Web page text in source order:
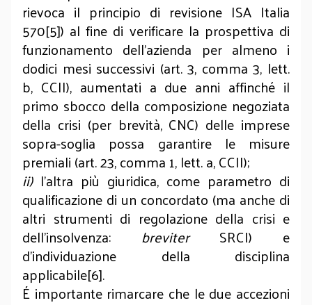
rievoca il principio di revisione ISA Italia
570[5]) al fine di verificare la prospettiva di
funzionamento dell’azienda per almeno i
dodici mesi successivi (art. 3, comma 3, lett.
b, CCII), aumentati a due anni affinché il
primo sbocco della composizione negoziata
della crisi (per brevità, CNC) delle imprese
sopra-soglia possa garantire le misure
premiali (art. 23, comma 1, lett. a, CCII);
ii)l’altra più giuridica, come parametro di
qualificazione di un concordato (ma anche di
altri strumenti di regolazione della crisi e
dell’insolvenza: breviterSRCI) e
d’individuazione della disciplina
applicabile[6].
É importante rimarcare che le due accezioni